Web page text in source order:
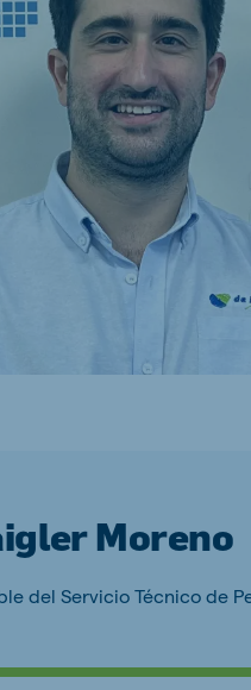
Moreno
del Servicio Técnico de